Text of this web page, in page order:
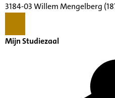
3184-03 Willem Mengelberg
Mijn Studiezaal